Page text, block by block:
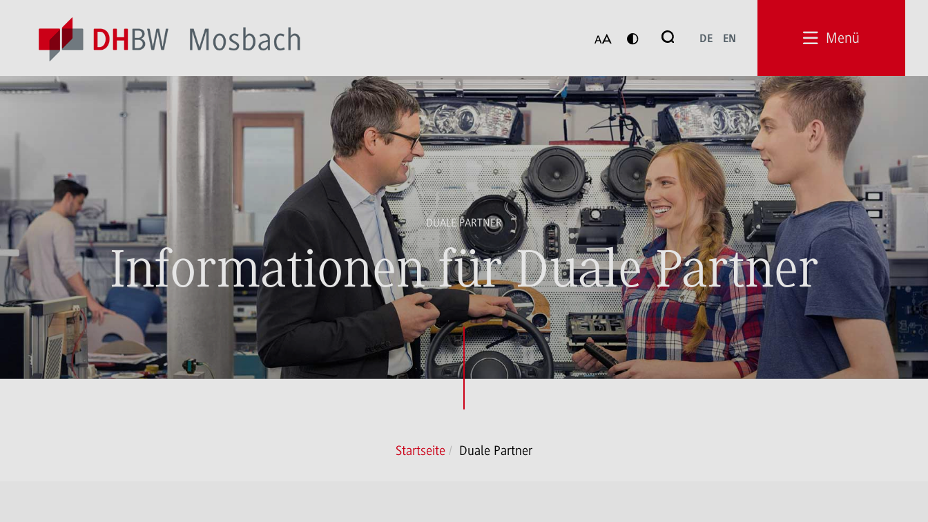
Suche
DE EN Menü
DUALE PARTNER
Informationen für Duale Partner
Startseite Duale Partner